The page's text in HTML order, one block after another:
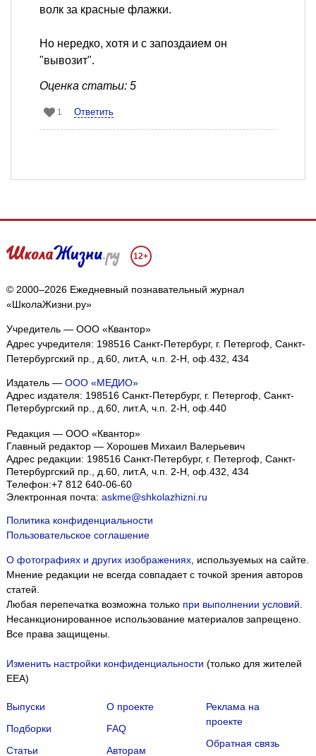
волк за красные флажки.
Но нередко, хотя и с запоздаием он
"вывозит".
Оценка статьи: 5
1 Ответить
12+
© 2000–2026 Ежедневный познавательный журнал
«ШколаЖизни.ру»
Учредитель — ООО «Квантор»
Адрес учредителя: 198516 Санкт-Петербург, г. Петергоф, Санкт-
Петербургский пр., д.60, лит.А, ч.п. 2-Н, оф.432, 434
Издатель — ООО «МЕДИО»
Адрес издателя: 198516 Санкт-Петербург, г. Петергоф, Санкт-
Петербургский пр., д.60, лит.А, ч.п. 2-Н, оф.440
Редакция — ООО «Квантор»
Главный редактор — Хорошев Михаил Валерьевич
Адрес редакции: 198516 Санкт-Петербург, г. Петергоф Санкт-
Петербургский пр., д.60, лит.А, ч.п. 2-Н, оф.432, 434
Телефон:+7 812 640-06-60
Электронная почта: askme@shkolazhizni.ru
Политика конфиденциальности
Пользовательское соглашение
О фотографиях и других изображениях, используемых на сайте.
Мнение редакции не всегда совпадает с точкой зрения авторов
статей.
Любая перепечатка возможна только при выполнении условий
Несанкционированное использование материалов запрещено.
Все права защищены.
Изменить настройки конфиденциальности (только для жителей
EEA)
Выпуски
Подборки
Статьи
О проекте
FAQ
Авторам
Реклама на
проекте
Обратная связь